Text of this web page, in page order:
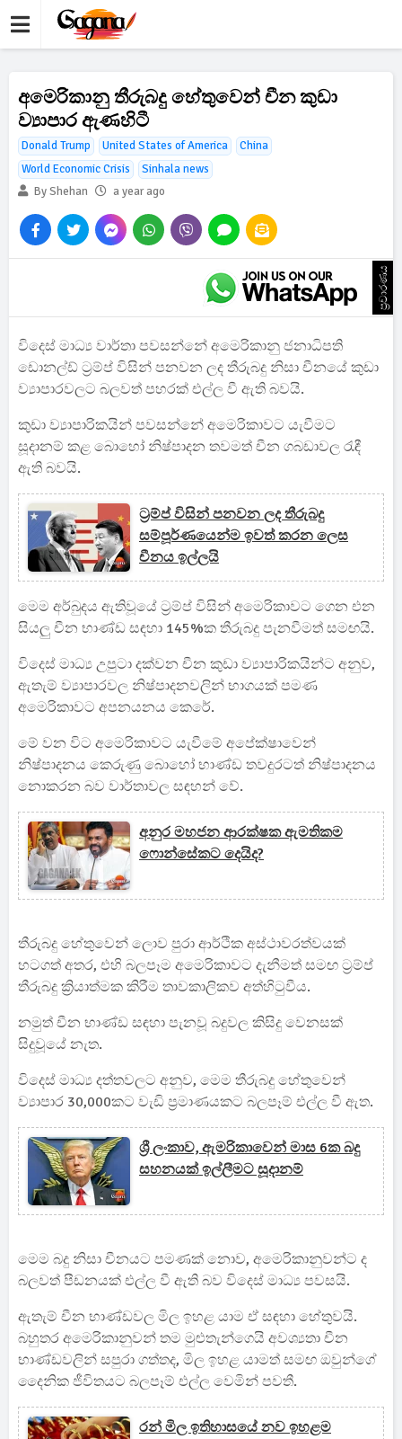
අමෙරිකානු තීරුබදු හේතුවෙන් චීන කුඩා
ව්‍යාපාර ඇණහිටී
Donald Trump United States of America
China
World Economic Crisis
Sinhala news
By Shehan
a year ago
ප්‍රචාරණය
විදෙස් මාධ්‍ය වාර්තා පවසන්නේ අමෙරිකානු ජනාධිපති
ඩොනල්ඩ් ට්‍රම්ප් විසින් පනවන ලද තීරුබදු නිසා චීනයේ කුඩා
ව්‍යාපාරවලට බලවත් පහරක් එල්ල වී ඇති බවයි.
කුඩා ව්‍යාපාරිකයින් පවසන්නේ අමෙරිකාවට යැවීමට
සූදානම් කළ බොහෝ නිෂ්පාදන තවමත් චීන ගබඩාවල රැඳී
ඇති බවයි.
ට්‍රම්ප් විසින් පනවන ලද තීරුබදු
සම්පූර්ණයෙන්ම ඉවත් කරන ලෙස
චීනය ඉල්ලයි
මෙම අර්බුදය ඇතිවූයේ ට්‍රම්ප් විසින් අමෙරිකාවට ගෙන එන
සියලු චීන භාණ්ඩ සඳහා 145%ක තීරුබදු පැනවීමත් සමඟයි.
විදෙස් මාධ්‍ය උපුටා දක්වන චීන කුඩා ව්‍යාපාරිකයින්ට අනුව,
ඇතැම් ව්‍යාපාරවල නිෂ්පාදනවලින් භාගයක් පමණ
අමෙරිකාවට අපනයනය කෙරේ.
මේ වන විට අමෙරිකාවට යැවීමේ අපේක්ෂාවෙන්
නිෂ්පාදනය කෙරුණු බොහෝ භාණ්ඩ තවදුරටත් නිෂ්පාදනය
නොකරන බව වාර්තාවල සඳහන් වේ.
අනුර මහජන ආරක්ෂක ඇමතිකම
ෆොන්සේකට දෙයිද?
තීරුබදු හේතුවෙන් ලොව පුරා ආර්ථික අස්ථාවරත්වයක්
හටගත් අතර, එහි බලපෑම අමෙරිකාවට දැනීමත් සමඟ ට්‍රම්ප්
තීරුබදු ක්‍රියාත්මක කිරීම තාවකාලිකව අත්හිටුවීය.
නමුත් චීන භාණ්ඩ සඳහා පැනවූ බදුවල කිසිදු වෙනසක්
සිදුවූයේ නැත.
විදෙස් මාධ්‍ය දත්තවලට අනුව, මෙම තීරුබදු හේතුවෙන්
ව්‍යාපාර 30,000කට වැඩි ප්‍රමාණයකට බලපෑම් එල්ල වී ඇත.
ශ්‍රී ලංකාව, ඇමරිකාවෙන් මාස 6ක බදු
සහනයක් ඉල්ලීමට සූදානම්
මෙම බදු නිසා චීනයට පමණක් නොව, අමෙරිකානුවන්ට ද
බලවත් පීඩනයක් එල්ල වී ඇති බව විදෙස් මාධ්‍ය පවසයි.
ඇතැම් චීන භාණ්ඩවල මිල ඉහළ යාම ඒ සඳහා හේතුවයි.
බහුතර අමෙරිකානුවන් තම මුළුතැන්ගෙයි අවශ්‍යතා චීන
භාණ්ඩවලින් සපුරා ගත්තද, මිල ඉහළ යාමත් සමඟ ඔවුන්ගේ
දෛනික ජීවිතයට බලපෑම් එල්ල වෙමින් පවතී.
රන් මිල ඉතිහාසයේ නව ඉහළම